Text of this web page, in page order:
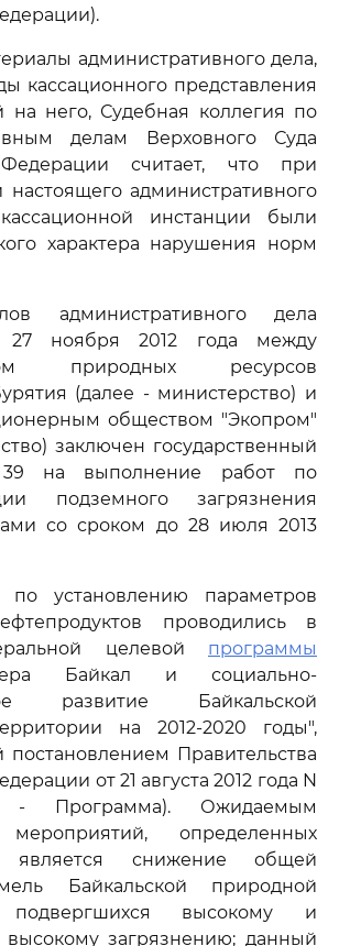
административного дела,
кассационного представления
на него, Судебная коллегия по
делам Верховного Суда
считает, что при
настоящего административного
инстанции были
характера нарушения норм
административного дела
27 ноября 2012 года между
природных ресурсов
(далее - министерство) и
обществом "Экопром"
заключен государственный
39 на выполнение работ по
подземного загрязнения
со сроком до 28 июля 2013
по установлению параметров
проводились в
целевой программы
Байкал и социально-
развитие Байкальской
на 2012-2020 годы",
постановлением Правительства
от 21 августа 2012 года N
- Программа). Ожидаемым
мероприятий, определенных
снижение общей
Байкальской природной
подвергшихся высокому и
высокому загрязнению; данный